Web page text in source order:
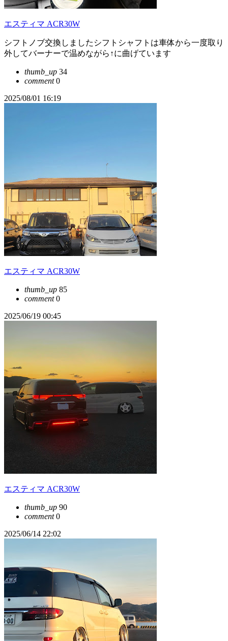
エスティマ ACR30W
シフトノブ交換しましたシフトシャフトは車体から一度取り
外してバーナーで温めながら↑に曲げています
thumb_up 34
comment0
2025/08/01 16:19
エスティマ ACR30W
thumb_up 85
comment0
2025/06/19 00:45
エスティマ ACR30W
thumb_up 90
comment0
2025/06/14 22:02